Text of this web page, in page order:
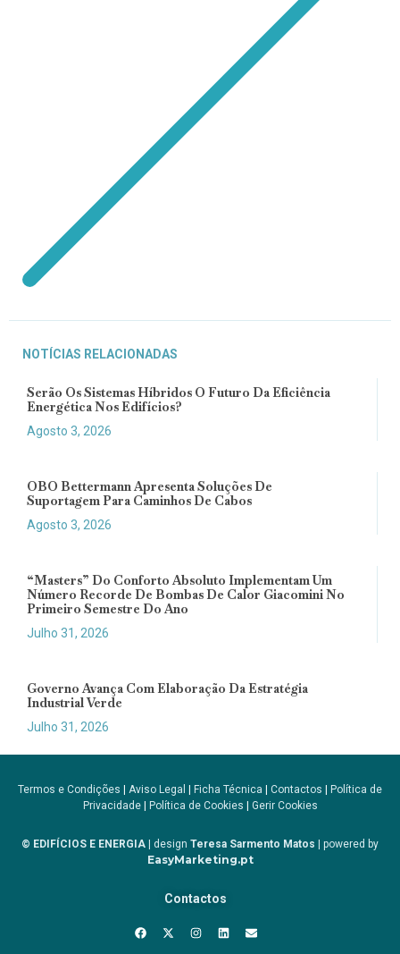
NOTÍCIAS RELACIONADAS
Serão Os Sistemas Híbridos O Futuro Da Eficiência
Energética Nos Edifícios?
Agosto 3, 2026
OBO Bettermann Apresenta Soluções De
Suportagem Para Caminhos De Cabos
Agosto 3, 2026
“Masters” Do Conforto Absoluto Implementam Um
Número Recorde De Bombas De Calor Giacomini No
Primeiro Semestre Do Ano
Julho 31, 2026
Governo Avança Com Elaboração Da Estratégia
Industrial Verde
Julho 31, 2026
Termos e Condições Aviso Legal Ficha Técnica Contactos
Política de
Privacidade| Política de Cookies Gerir Cookies
© EDIFÍCIOS E ENERGIA | design Teresa Sarmento Matos | powered by
EasyMarketing.pt
Contactos